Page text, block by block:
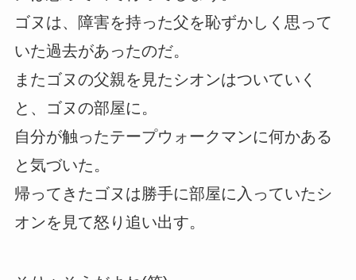
ゴヌは、障害を持った父を恥ずかしく思って
いた過去があったのだ。
またゴヌの父親を見たシオンはついていく
と、ゴヌの部屋に。
自分が触ったテープウォークマンに何かある
と気づいた。
帰ってきたゴヌは勝手に部屋に入っていたシ
オンを見て怒り追い出す。